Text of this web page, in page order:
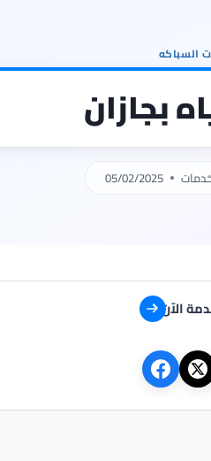
السباكه
بجازان
05/02/2025
الآن